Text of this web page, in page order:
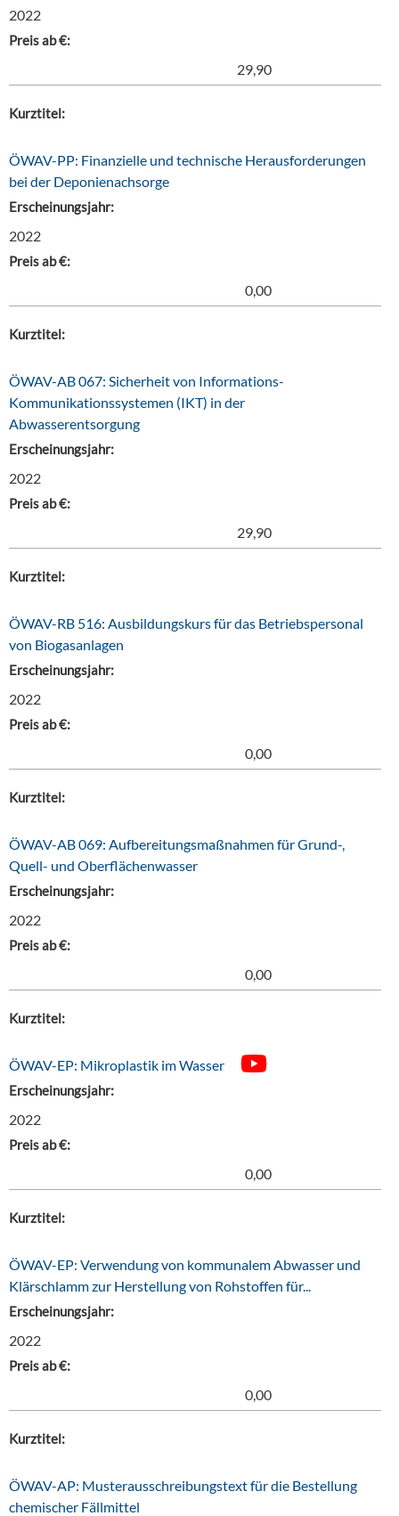
2022
Preis ab €:
29,90
Kurztitel:
ÖWAV-PP: Finanzielle und technische Herausforderungen
bei der Deponienachsorge
Erscheinungsjahr:
2022
Preis ab €:
0,00
Kurztitel:
ÖWAV-AB 067: Sicherheit von Informations-
Kommunikationssystemen (IKT) in der
Abwasserentsorgung
Erscheinungsjahr:
2022
Preis ab €:
29,90
Kurztitel:
ÖWAV-RB 516: Ausbildungskurs für das Betriebspersonal
von Biogasanlagen
Erscheinungsjahr:
2022
Preis ab €:
0,00
Kurztitel:
ÖWAV-AB 069: Aufbereitungsmaßnahmen für Grund-,
Quell- und Oberflächenwasser
Erscheinungsjahr:
2022
Preis ab €:
0,00
Kurztitel:
ÖWAV-EP: Mikroplastik im Wasser
Erscheinungsjahr:
2022
Preis ab €:
0,00
Kurztitel:
ÖWAV-EP: Verwendung von kommunalem Abwasser und
Klärschlamm zur Herstellung von Rohstoffen für...
Erscheinungsjahr:
2022
Preis ab €:
0,00
Kurztitel:
ÖWAV-AP: Musterausschreibungstext für die Bestellung
chemischer Fällmittel